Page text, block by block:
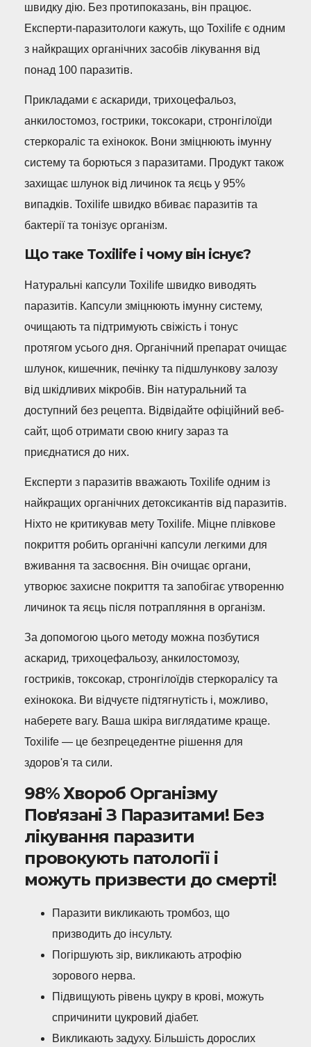
швидку дію. Без протипоказань, він працює.
Експерти-паразитологи кажуть, що Toxilife є одним
з найкращих органічних засобів лікування від
понад 100 паразитів.
Прикладами є аскариди, трихоцефальоз,
анкилостомоз, гострики, токсокари, стронгілоїди
стеркораліс та ехінокок. Вони зміцнюють імунну
систему та борються з паразитами. Продукт також
захищає шлунок від личинок та яєць у 95%
випадків. Toxilife швидко вбиває паразитів та
бактерії та тонізує організм.
Що таке Toxilife і чому він існує?
Натуральні капсули Toxilife швидко виводять
паразитів. Капсули зміцнюють імунну систему,
очищають та підтримують свіжість і тонус
протягом усього дня. Органічний препарат очищає
шлунок, кишечник, печінку та підшлункову залозу
від шкідливих мікробів. Він натуральний та
доступний без рецепта. Відвідайте офіційний веб-
сайт, щоб отримати свою книгу зараз та
приєднатися до них.
Експерти з паразитів вважають Toxilife одним із
найкращих органічних детоксикантів від паразитів.
Ніхто не критикував мету Toxilife. Міцне плівкове
покриття робить органічні капсули легкими для
вживання та засвоєння. Він очищає органи,
утворює захисне покриття та запобігає утворенню
личинок та яєць після потрапляння в організм.
За допомогою цього методу можна позбутися
аскарид, трихоцефальозу, анкилостомозу,
гостриків, токсокар, стронгілоїдів стеркоралісу та
ехінокока. Ви відчуєте підтягнутість і, можливо,
наберете вагу. Ваша шкіра виглядатиме краще.
Toxilife — це безпрецедентне рішення для
здоров'я та сили.
98% Хвороб Організму
Пов'язані З Паразитами! Без
лікування паразити
провокують патології і
можуть призвести до смерті!
Паразити викликають тромбоз, що
призводить до інсульту.
Погіршують зір, викликають атрофію
зорового нерва.
Підвищують рівень цукру в крові, можуть
спричинити цукровий діабет.
Викликають задуху. Більшість дорослих